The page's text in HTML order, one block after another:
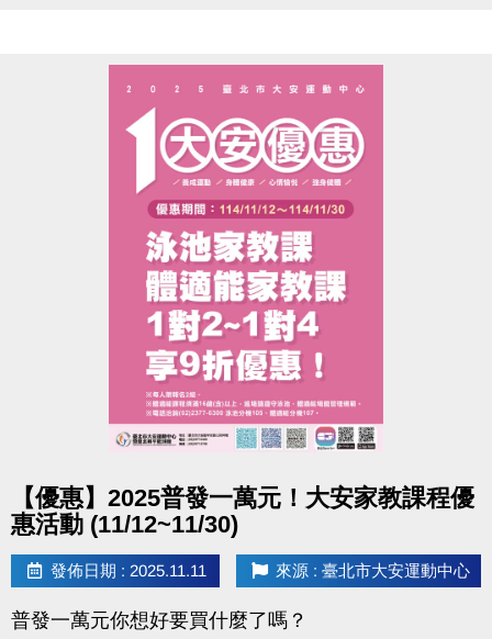
【優惠】2025普發一萬元！大安家教課程優
惠活動 (11/12~11/30)
發佈日期 : 2025.11.11 來源 : 臺北市大安運動中心
普發一萬元你想好要買什麼了嗎？